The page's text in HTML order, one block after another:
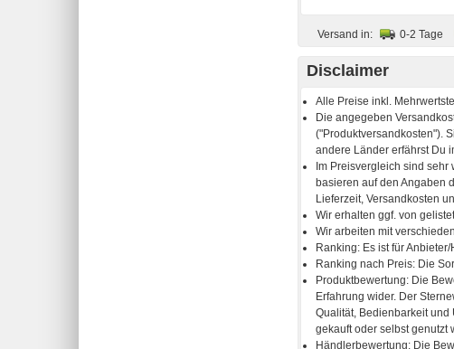
Versand in: 0-2 Tage
Disclaimer